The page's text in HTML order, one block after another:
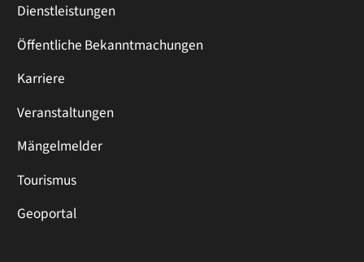
Dienstleistungen
Öffentliche Bekanntmachungen
Karriere
Veranstaltungen
Mängelmelder
Tourismus
Geoportal